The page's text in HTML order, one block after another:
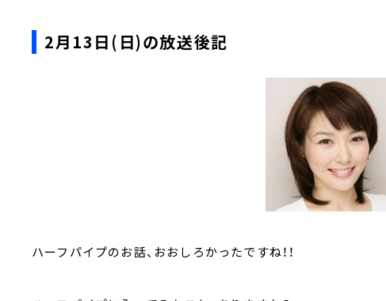
2月13日(日)の放送後記
ハーフパイプのお話、おおしろかったですね！！